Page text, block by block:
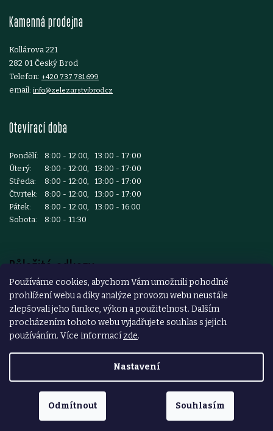
Používáme cookies, abychom Vám umožnili pohodlné
prohlížení webu a díky analýze provozu webu neustále
zlepšovali jeho funkce, výkon a použitelnost. Dalším
procházením tohoto webu vyjadřujete souhlas s jejich
používáním. Více informací zde.
Nastavení
Odmítnout Souhlasím
Kamenná prodejna
Kollárova 221
282 01 Český Brod
Telefon: +420 737 781 699
email: info@zelezarstvibrod.cz
Otevírací doba
Pondělí:
8:00 - 12:00, 13:00 - 17:00
Úterý:
8:00 - 12:00, 13:00 - 17:00
Středa:
8:00 - 12:00, 13:00 - 17:00
Čtvrtek:
8:00 - 12:00, 13:00 - 17:00
Pátek:
8:00 - 12:00, 13:00 - 16:00
Sobota:
8:00 - 11:30
Důležité odkazy
Reklamace a vrácení zboží
Obchodní podmínky
Podmínky ochrany osobních údajů
Vytvořil Shoptet